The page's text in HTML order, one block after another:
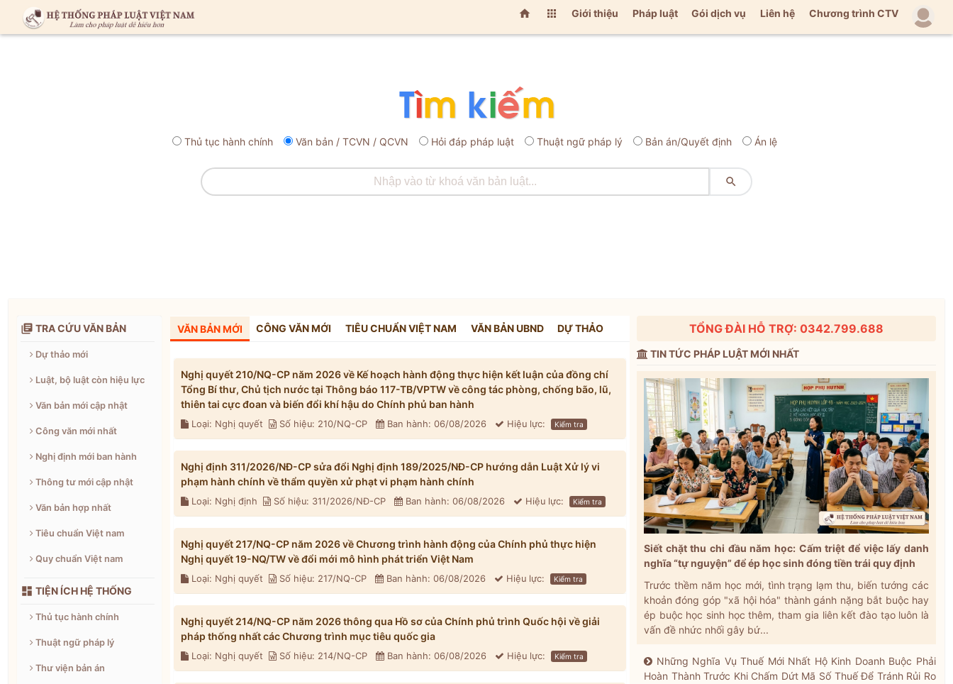
  Giới thiệu Pháp luật Gói dịch vụ Liên hệ Chương trình CTV
Thủ tục hành chính Văn bản / TCVN / QCVN Hỏi đáp pháp luật Thuật ngữ pháp lý Bản án/Quyết định Án lệ

 TRA CỨU VĂN BẢN
Dự thảo mới
Luật, bộ luật còn hiệu lực
Văn bản mới cập nhật
Công văn mới nhất
Nghị định mới ban hành
Thông tư mới cập nhật
Văn bản hợp nhất
Tiêu chuẩn Việt nam
Quy chuẩn Việt nam
 TIỆN ÍCH HỆ THỐNG
Thủ tục hành chính
Thuật ngữ pháp lý
Thư viện bản án
VĂN BẢN MỚI CÔNG VĂN MỚI TIÊU CHUẨN VIỆT NAM VĂN BẢN UBND DỰ THẢO
Nghị quyết 210/NQ-CP năm 2026 về Kế hoạch hành động thực hiện kết luận của đồng chí
Tổng Bí thư, Chủ tịch nước tại Thông báo 117-TB/VPTW về công tác phòng, chống bão, lũ,
thiên tai cực đoan và biến đổi khí hậu do Chính phủ ban hành
Loại: Nghị quyết Số hiệu: 210/NQ-CP Ban hành: 06/08/2026 Hiệu lực: Kiểm tra
Nghị định 311/2026/NĐ-CP sửa đổi Nghị định 189/2025/NĐ-CP hướng dẫn Luật Xử lý vi
phạm hành chính về thẩm quyền xử phạt vi phạm hành chính
Loại: Nghị định Số hiệu: 311/2026/NĐ-CP Ban hành: 06/08/2026 Hiệu lực: Kiểm tra
Nghị quyết 217/NQ-CP năm 2026 về Chương trình hành động của Chính phủ thực hiện
Nghị quyết 19-NQ/TW về đổi mới mô hình phát triển Việt Nam
Loại: Nghị quyết Số hiệu: 217/NQ-CP Ban hành: 06/08/2026 Hiệu lực: Kiểm tra
Nghị quyết 214/NQ-CP năm 2026 thông qua Hồ sơ của Chính phủ trình Quốc hội về giải
pháp thống nhất các Chương trình mục tiêu quốc gia
Loại: Nghị quyết Số hiệu: 214/NQ-CP Ban hành: 06/08/2026 Hiệu lực: Kiểm tra
TỔNG ĐÀI HỖ TRỢ: 0342.799.688
TIN TỨC PHÁP LUẬT MỚI NHẤT
Siết chặt thu chi đầu năm học: Cấm triệt để việc lấy danh
nghĩa “tự nguyện” để ép học sinh đóng tiền trái quy định
Trước thềm năm học mới, tình trạng lạm thu, biến tướng các
khoản đóng góp "xã hội hóa" thành gánh nặng bắt buộc hay
ép buộc học sinh học thêm, tham gia liên kết đào tạo luôn là
vấn đề nhức nhối gây bứ...
Những Nghĩa Vụ Thuế Mới Nhất Hộ Kinh Doanh Buộc Phải
Hoàn Thành Trước Khi Chấm Dứt Mã Số Thuế Để Tránh Rủi Ro